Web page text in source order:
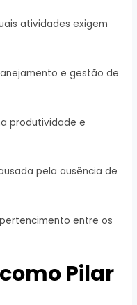
atividades exigem
e gestão de
produtividade e
pela ausência de
entre os
Pilar